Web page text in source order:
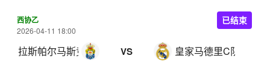
西协乙
2026-04-11 18:00
拉斯帕尔马斯竞技 VS 皇家马德里C队
已结束